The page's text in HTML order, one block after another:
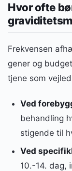
Hvor ofte
Frekvensen
gener og
tjene som
Ved
behandling
stigende til
Ved
10.-14. dag,